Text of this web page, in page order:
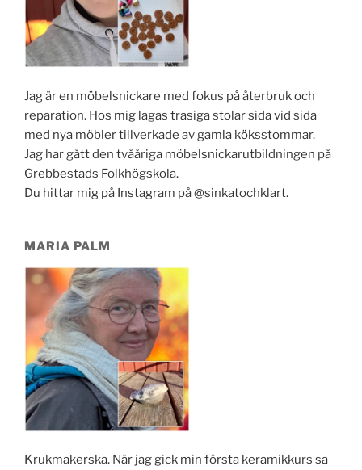
Jag är en möbelsnickare med fokus på återbruk och
reparation. Hos mig lagas trasiga stolar sida vid sida
med nya möbler tillverkade av gamla köksstommar.
Jag har gått den tvååriga möbelsnickarutbildningen på
Grebbestads Folkhögskola.
Du hittar mig på Instagram på @sinkatochklart.
MARIA PALM
Krukmakerska. När jag gick min första keramikkurs sa